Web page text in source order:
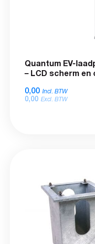
Quantum EV-
– LCD scherm
0,00 Incl. BTW
0,00 Excl. BTW